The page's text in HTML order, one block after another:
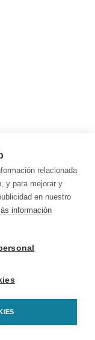
relacionada
y para mejorar y
en nuestro
información